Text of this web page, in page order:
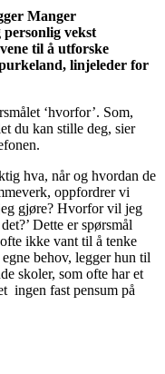
Manger
vekst
til å utforske
linjeleder for
‘hvorfor’. Som,
du kan stille deg, sier
hva, når og hvordan de
oppfordrer vi
gjøre? Hvorfor vil jeg
Dette er spørsmål
ikke vant til å tenke
behov, legger hun til
skoler, som ofte har et
ingen fast pensum på